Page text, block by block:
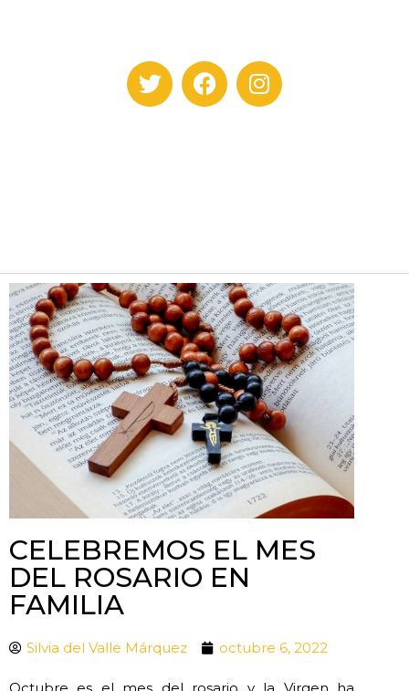
CELEBREMOS EL MES
DEL ROSARIO EN
FAMILIA
Silvia del Valle Márquez octubre 6, 2022
Octubre es el mes del rosario y la Virgen ha